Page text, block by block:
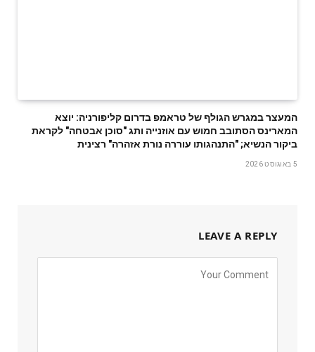
המעצר במגרש הגולף של טראמפ בדרום קליפורניה: יוצא
המארינס הסתובב חמוש עם אוזנייה ותג "סוכן אבטחה" לקראת
ביקור הנשיא; "התנהגותו עוררה נורת אזהרה" רצינית
5 באוגוסט 2026
LEAVE A REPLY